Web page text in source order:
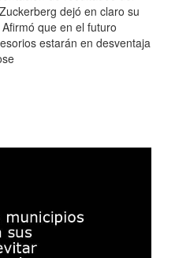
dejó en claro su
que en el futuro
estarán en desventaja